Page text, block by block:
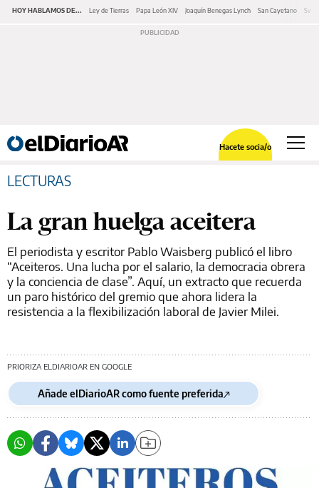
HOY HABLAMOS DE... Ley de Tierras Papa León XIV Joaquín Benegas Lynch San Cayetano
Hacete socia/o
LECTURAS
La gran huelga aceitera
El periodista y escritor Pablo Waisberg publicó el libro
“Aceiteros. Una lucha por el salario, la democracia obrera
y la conciencia de clase”. Aquí, un extracto que recuerda
un paro histórico del gremio que ahora lidera la
resistencia a la flexibilización laboral de Javier Milei.
PRIORIZA ELDIARIOAR EN GOOGLE
Añade elDiarioAR como fuente preferida